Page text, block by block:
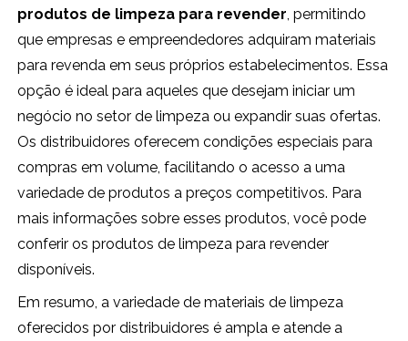
produtos de limpeza para revender, permitindo
que empresas e empreendedores adquiram materiais
para revenda em seus próprios estabelecimentos. Essa
opção é ideal para aqueles que desejam iniciar um
negócio no setor de limpeza ou expandir suas ofertas.
Os distribuidores oferecem condições especiais para
compras em volume, facilitando o acesso a uma
variedade de produtos a preços competitivos. Para
mais informações sobre esses produtos, você pode
conferir os produtos de limpeza para revender
disponíveis.
Em resumo, a variedade de materiais de limpeza
oferecidos por distribuidores é ampla e atende a